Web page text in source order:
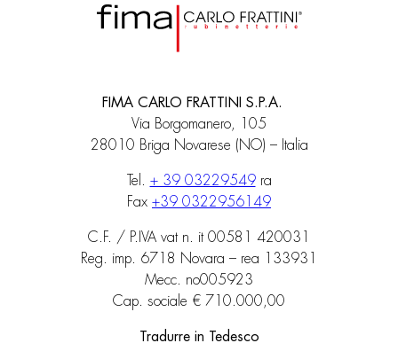
FIMA CARLO FRATTINI S.P.A.
Via Borgomanero, 105
28010 Briga Novarese (NO) – Italia
Tel. + 39 03229549ra
Fax +39 0322956149
C.F. / P.IVA vat n. it 00581 420031
Reg. imp. 6718 Novara – rea 133931
Mecc. no005923
Cap. sociale € 710.000,00
Tradurre in Tedesco